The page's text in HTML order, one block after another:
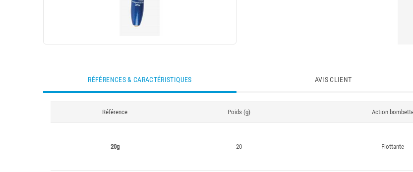
RÉFÉRENCES & CARACTÉRISTIQUES AVIS CLIENT
Référence Poids (g) Action
20g 20 Flottante